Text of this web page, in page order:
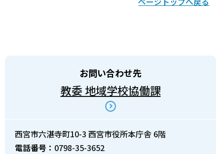
お問い合わせ先
教委 地域学校協働課
西宮市六湛寺町10-3 西宮市役所本庁舎 6階
電話番号： 0798-35-3652